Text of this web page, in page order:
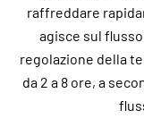
raffreddare
agisce sul
regolazione della
da 2 a 8 ore, a